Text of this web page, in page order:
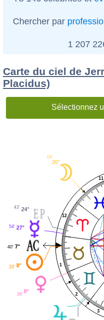
Chercher par
1 207
Carte du ciel de
Placidus)
Sélectionnez
1
2
3
11
12
20°
04'
24°
43'
27°
54'
7°
40'
8°
33'
0°
36'